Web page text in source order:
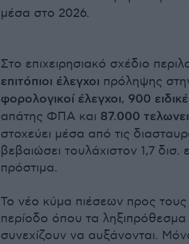
μέσα στο 2026.
Στο επιχειρησιακό σχέδιο
επιτόπιοι έλεγχοι πρόληψης
φορολογικοί έλεγχοι, 900
απάτης ΦΠΑ και 87.000
στοχεύει μέσα από τις
βεβαιώσει τουλάχιστον 1,7
πρόστιμα.
Το νέο κύμα πιέσεων προς τους
περίοδο όπου τα
συνεχίζουν να αυξάνονται.